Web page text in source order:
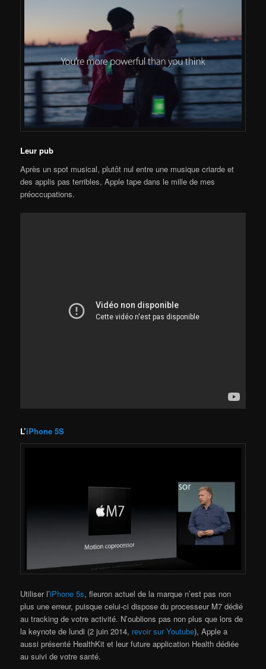
Leur pub
Après un spot musical, plutôt nul entre une musique criarde et
des applis pas terribles, Apple tape dans le mille de mes
préoccupations.
L’iPhone 5S
Utiliser l’iPhone 5s, fleuron actuel de la marque n’est pas non
plus une erreur, puisque celui-ci dispose du processeur M7 dédié
au tracking de votre activité. N’oublions pas non plus que lors de
la keynote de lundi (2 juin 2014, revoir sur Youtube), Apple a
aussi présenté HealthKit et leur future application Health dédiée
au suivi de votre santé.